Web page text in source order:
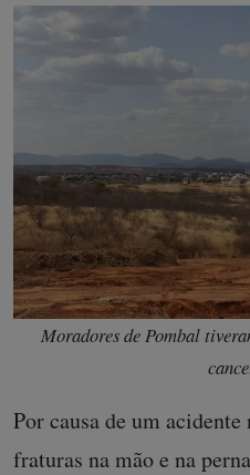
Moradores de Pombal
Por causa de um
fraturas na mão e na